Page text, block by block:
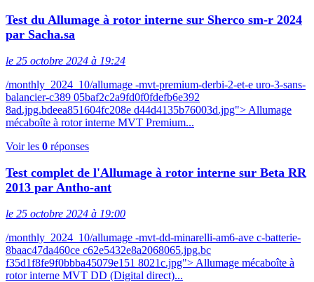
Test du Allumage à rotor interne sur Sherco sm-r 2024
par Sacha.sa
le 25 octobre 2024 à 19:24
/monthly_2024_10/allumage -mvt-premium-derbi-2-et-e uro-3-sans-
balancier-c389 05baf2c2a9fd0f0fdefb6e392
8ad.jpg.bdeea851604fc208e d44d4135b76003d.jpg"> Allumage
mécaboîte à rotor interne MVT Premium...
Voir les 0 réponses
Test complet de l'Allumage à rotor interne sur Beta RR
2013 par Antho-ant
le 25 octobre 2024 à 19:00
/monthly_2024_10/allumage -mvt-dd-minarelli-am6-ave c-batterie-
8baac47da460ce c62e5432e8a2068065.jpg.bc
f35d1f8fe9f0bbba45079e151 8021c.jpg"> Allumage mécaboîte à
rotor interne MVT DD (Digital direct)...